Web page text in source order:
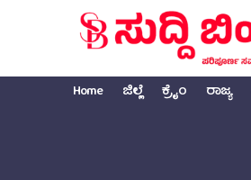
Home ಜಿಲ್ಲೆ ಕ್ರೈಂ ರಾಜ್ಯ